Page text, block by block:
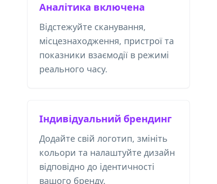
Аналітика включена
Відстежуйте сканування,
місцезнаходження, пристрої та
показники взаємодії в режимі
реального часу.
Індивідуальний брендинг
Додайте свій логотип, змініть
кольори та налаштуйте дизайн
відповідно до ідентичності
вашого бренду.